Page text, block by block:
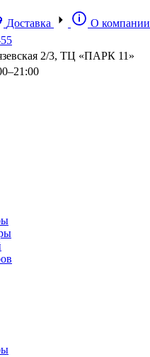
Доставка
О компании
2/3, ТЦ «ПАРК 11»